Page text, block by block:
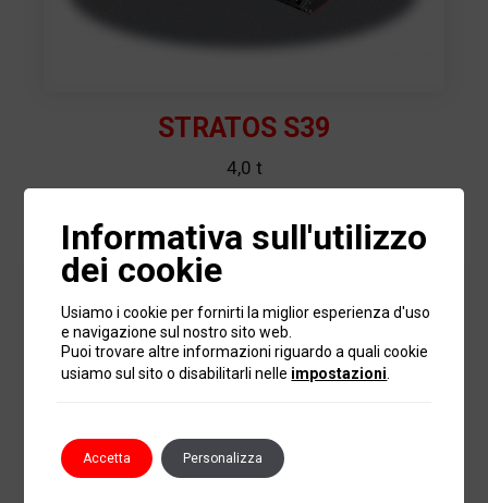
STRATOS S39
4,0 t
Informativa sull'utilizzo
dei cookie
Usiamo i cookie per fornirti la miglior esperienza d'uso
e navigazione sul nostro sito web.
Puoi trovare altre informazioni riguardo a quali cookie
usiamo sul sito o disabilitarli nelle impostazioni
Accetta Personalizza